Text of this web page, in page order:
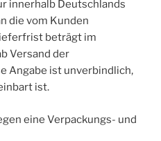
innerhalb Deutschlands
die vom Kunden
beträgt im
Versand der
Angabe ist unverbindlich,
ist.
eine Verpackungs- und